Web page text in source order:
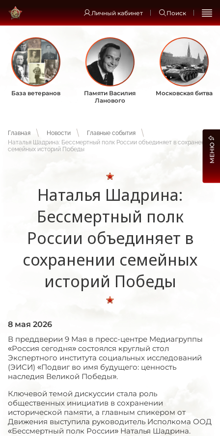
Личный кабинет Поиск
База ветеранов
Памяти Василия
Ланового
Московская битва
Главная Новости
Главные события
Наталья Шадрина: Бессмертный полк России объединяет в сохранении
семейных историй Победы
Наталья Шадрина:
Бессмертный полк
России объединяет в
сохранении семейных
историй Победы
8 мая 2026
В преддверии 9 Мая в пресс-центре Медиагруппы
«Россия сегодня» состоялся круглый стол
Экспертного института социальных исследований
(ЭИСИ) «Подвиг во имя будущего: ценность
наследия Великой Победы».
Ключевой темой дискуссии стала роль
общественных инициатив в сохранении
исторической памяти, а главным спикером от
Движения выступила руководитель Исполкома ООД
«Бессмертный полк России» Наталья Шадрина.
МЕНЮ